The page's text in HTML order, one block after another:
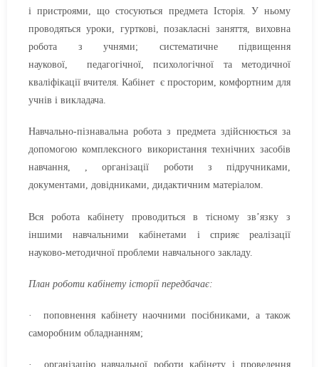
і пристроями, що стосуються предмета Історія. У ньому
проводяться уроки, гурткові, позакласні заняття, виховна
робота з учнями; систематичне підвищення
наукової, педагогічної, психологічної та методичної
кваліфікації вчителя. Кабінет є просторим, комфортним для
учнів і викладача.
Навчально-пізнавальна робота з предмета здійснюється за
допомогою комплексного використання технічних засобів
навчання, , організації роботи з підручниками,
документами, довідниками, дидактичним матеріалом.
Вся робота кабінету проводиться в тісному зв’язку з
іншими навчальними кабінетами і сприяє реалізації
науково-методичної проблеми навчального закладу.
План роботи кабінету історії передбачає:
· поповнення кабінету наочними посібниками, а також
саморобним обладнанням;
· організацію навчальної роботи кабінету і проведення